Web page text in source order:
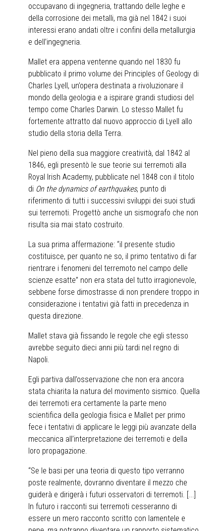
occupavano di ingegneria, trattando delle leghe e
della corrosione dei metalli, ma già nel 1842 i suoi
interessi erano andati oltre i confini della metallurgia
e dell’ingegneria.
Mallet era appena ventenne quando nel 1830 fu
pubblicato il primo volume dei Principles of Geology di
Charles Lyell, un’opera destinata a rivoluzionare il
mondo della geologia e a ispirare grandi studiosi del
tempo come Charles Darwin. Lo stesso Mallet fu
fortemente attratto dal nuovo approccio di Lyell allo
studio della storia della Terra.
Nel pieno della sua maggiore creatività, dal 1842 al
1846, egli presentò le sue teorie sui terremoti alla
Royal Irish Academy, pubblicate nel 1848 con il titolo
di On the dynamics of earthquakes, punto di
riferimento di tutti i successivi sviluppi dei suoi studi
sui terremoti. Progettò anche un sismografo che non
risulta sia mai stato costruito.
La sua prima affermazione: “il presente studio
costituisce, per quanto ne so, il primo tentativo di far
rientrare i fenomeni del terremoto nel campo delle
scienze esatte” non era stata del tutto irragionevole,
sebbene forse dimostrasse di non prendere troppo in
considerazione i tentativi già fatti in precedenza in
questa direzione.
Mallet stava già fissando le regole che egli stesso
avrebbe seguito dieci anni più tardi nel regno di
Napoli.
Egli partiva dall’osservazione che non era ancora
stata chiarita la natura del movimento sismico. Quella
dei terremoti era certamente la parte meno
scientifica della geologia fisica e Mallet per primo
fece i tentativi di applicare le leggi più avanzate della
meccanica all’interpretazione dei terremoti e della
loro propagazione.
“Se le basi per una teoria di questo tipo verranno
poste realmente, dovranno diventare il mezzo che
guiderà e dirigerà i futuri osservatori di terremoti. [...]
In futuro i racconti sui terremoti cesseranno di
essere un mero racconto scritto con lamentele e